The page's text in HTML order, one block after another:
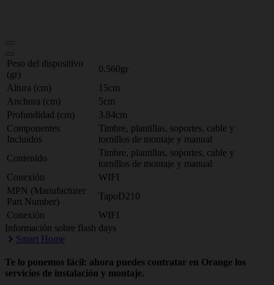
Peso del dispositivo
(gr)
0.560gr
Altura (cm)
15cm
Anchura (cm)
5cm
Profundidad (cm)
3.84cm
Componentes
Incluidos
Timbre, plantillas, soportes, cable y
tornillos de montaje y manual
Contenido
Timbre, plantillas, soportes, cable y
tornillos de montaje y manual
Conexión
WIFI
MPN (Manufacturer
Part Number)
TapoD210
Conexión
WIFI
Información sobre flash days
Smart Home
Te lo ponemos fácil: ahora puedes contratar en Orange los
servicios de instalación y montaje.